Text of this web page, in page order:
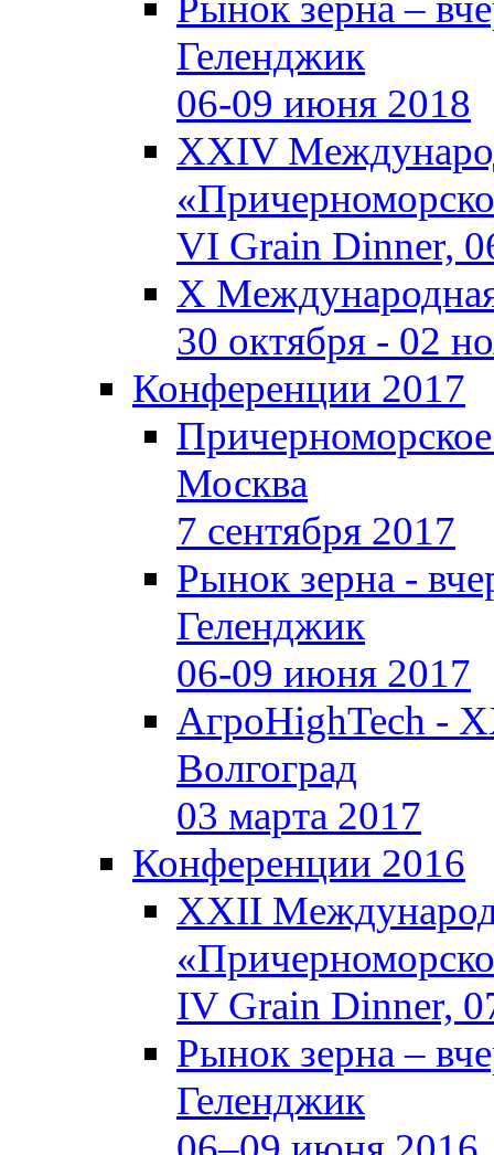
Геленджик
06-09 июня 2018
XXIV
VI Grain Dinner,
X
30 октября - 02
Конференции 2017
Москва
7 сентября 2017
Рынок зерна -
Геленджик
06-09 июня 2017
АгроHighTech -
Волгоград
03 марта 2017
Конференции 2016
XXII
IV Grain Dinner,
Рынок зерна –
Геленджик